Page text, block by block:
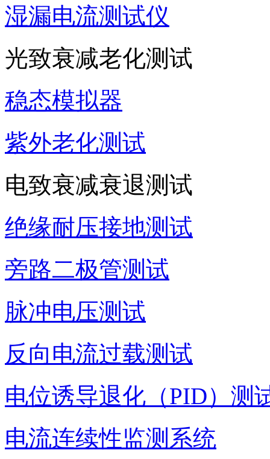
湿漏电流测试仪
光致衰减老化测试
稳态模拟器
紫外老化测试
电致衰减衰退测试
绝缘耐压接地测试
旁路二极管测试
脉冲电压测试
反向电流过载测试
电位诱导退化（PID）测
电流连续性监测系统